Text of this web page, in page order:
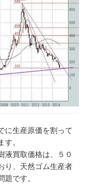
に生産原価を割って
。
液買取価格は、５０
り、天然ゴム生産者
です。